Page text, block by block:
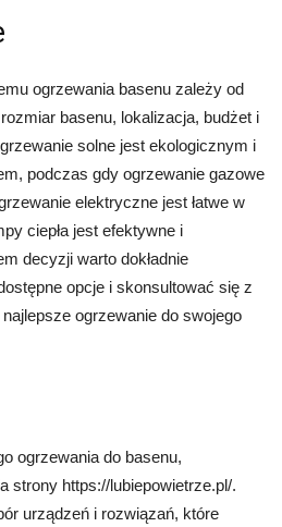
ogrzewania basenu zależy od
basenu, lokalizacja, budżet i
solne jest ekologicznym i
podczas gdy ogrzewanie gazowe
elektryczne jest łatwe w
ciepła jest efektywne i
decyzji warto dokładnie
opcje i skonsultować się z
ogrzewanie do swojego
ogrzewania do basenu,
strony https://lubiepowietrze.pl/.
urządzeń i rozwiązań, które